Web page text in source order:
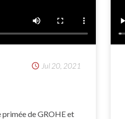
Jul 20, 2021
primée de GROHE et